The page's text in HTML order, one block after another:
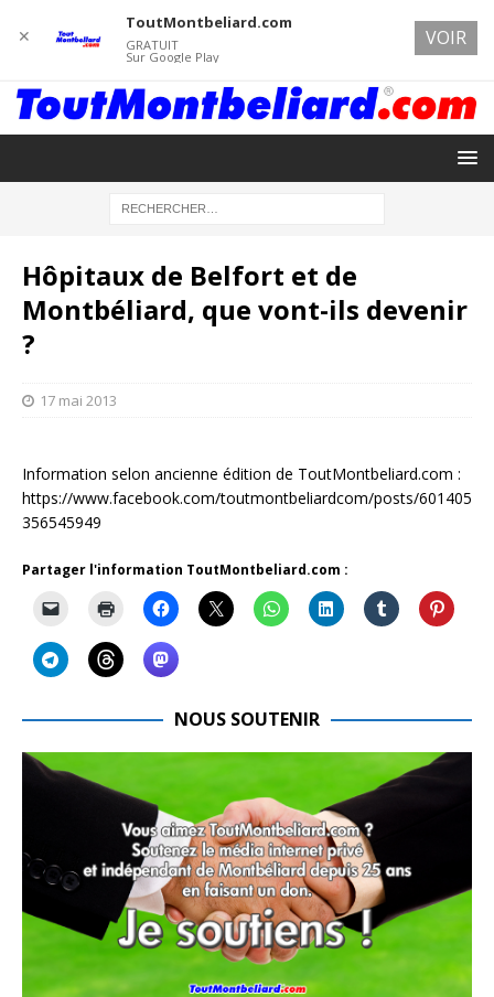
Hôpitaux de Belfort et de
Montbéliard, que vont-ils devenir
?
17 mai 2013
Information selon ancienne édition de ToutMontbeliard.com :
https://www.facebook.com/toutmontbeliardcom/posts/601405
356545949
Partager l'information ToutMontbeliard.com :
NOUS SOUTENIR
✕
ToutMontbeliard.com
GRATUIT
Sur Google Play
VOIR